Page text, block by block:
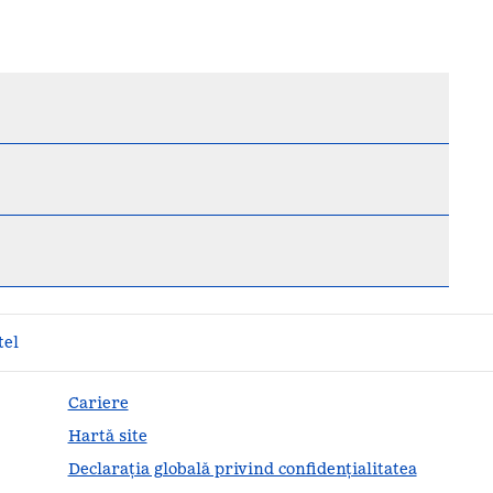
Cariere
Hartă site
Declarația globală privind confidenţialitatea